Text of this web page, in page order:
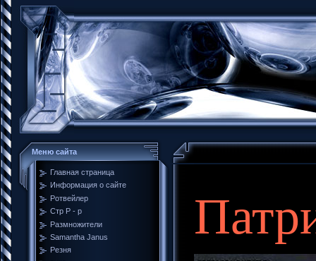
Меню сайта
Главная страница
Информация о сайте
Ротвейлер
Стр Р - р
Размножители
Samantha Janus
Резня